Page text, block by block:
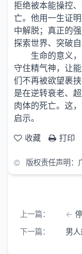
拒绝被本能操控
亡。他用一生证
中解脱；真正的
探索世界、突破自
生命的意义
守住精气神，让
们不再被欲望裹
是在逆转衰老、
肉体的死亡。这
启示。
收藏
打印
版权责任声明：
上一篇：
停
下一篇：